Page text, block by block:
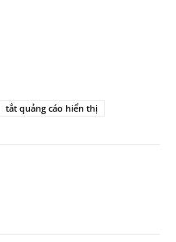
tắt quảng cáo hiển thị